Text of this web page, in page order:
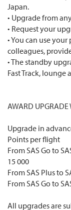
Japan.
• Upgrade from
• Request your
• You can use
colleagues,
• The standby
Fast Track, lounge
AWARD UPGRADE
Upgrade in
Points per flight
From SAS Go to
15 000
From SAS Plus to
From SAS Go to
All upgrades are